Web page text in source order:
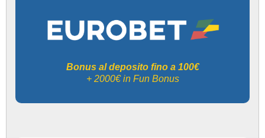
Bonus al deposito fino a 100€
+ 2000€ in Fun Bonus